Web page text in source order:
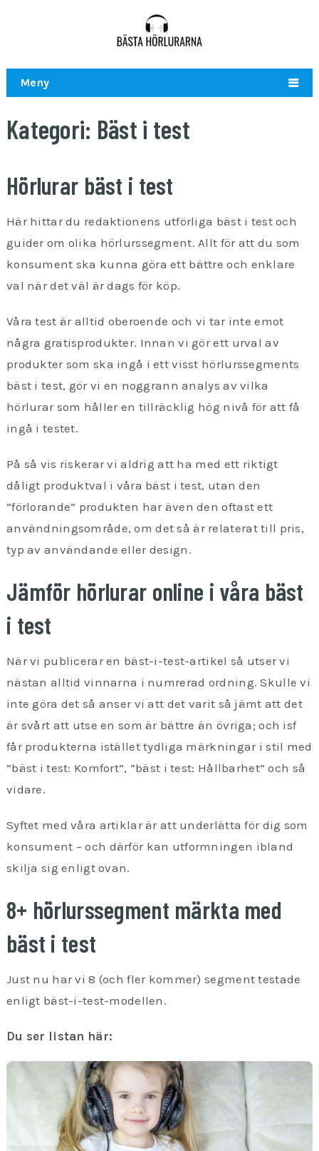
Meny
Kategori: Bäst i test
Hörlurar bäst i test
Här hittar du redaktionens utförliga bäst i test och
guider om olika hörlurssegment. Allt för att du som
konsument ska kunna göra ett bättre och enklare
val när det väl är dags för köp.
Våra test är alltid oberoende och vi tar inte emot
några gratisprodukter. Innan vi gör ett urval av
produkter som ska ingå i ett visst hörlurssegments
bäst i test, gör vi en noggrann analys av vilka
hörlurar som håller en tillräcklig hög nivå för att få
ingå i testet.
På så vis riskerar vi aldrig att ha med ett riktigt
dåligt produktval i våra bäst i test, utan den
”förlorande” produkten har även den oftast ett
användningsområde, om det så är relaterat till pris,
typ av användande eller design.
Jämför hörlurar online i våra bäst
i test
När vi publicerar en bäst-i-test-artikel så utser vi
nästan alltid vinnarna i numrerad ordning. Skulle vi
inte göra det så anser vi att det varit så jämt att det
är svårt att utse en som är bättre än övriga; och isf
får produkterna istället tydliga märkningar i stil med
”bäst i test: Komfort”, ”bäst i test: Hållbarhet” och så
vidare.
Syftet med våra artiklar är att underlätta för dig som
konsument – och därför kan utformningen ibland
skilja sig enligt ovan.
8+ hörlurssegment märkta med
bäst i test
Just nu har vi 8 (och fler kommer) segment testade
enligt bäst-i-test-modellen.
Du ser listan här: